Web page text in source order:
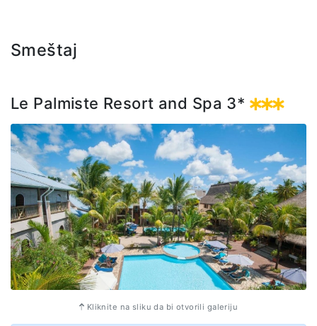
Smeštaj
Le Palmiste Resort and Spa 3*
Kliknite na sliku da bi otvorili galeriju